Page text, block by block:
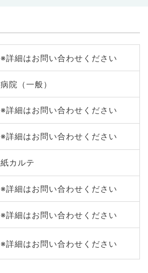
※詳細はお問い合わせください
病院（一般）
※詳細はお問い合わせください
※詳細はお問い合わせください
紙カルテ
※詳細はお問い合わせください
※詳細はお問い合わせください
※詳細はお問い合わせください